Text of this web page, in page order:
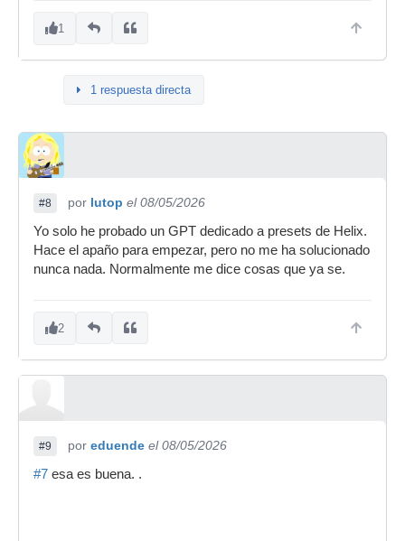
1
1 respuesta directa
#8 por lutop el 08/05/2026
Yo solo he probado un GPT dedicado a presets de Helix.
Hace el apaño para empezar, pero no me ha solucionado
nunca nada. Normalmente me dice cosas que ya se.
2
#9 por eduende el 08/05/2026
#7 esa es buena. .